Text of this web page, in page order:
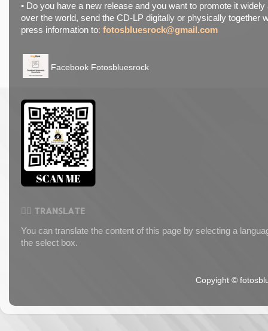
• Do you have a new release and you want to promote it widely
over the world, send the CD-LP digitally or physically together
press information to: fotosbluesrock@gmail.com
Facebook Fotosbluesrock
⛓️‍💥 TRANSLATE
You can translate the content of this page by selecting a
the select box.
Copyight ©